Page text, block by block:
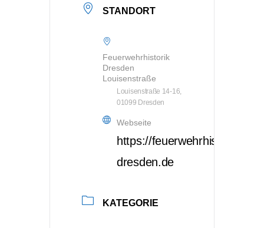
STANDORT
Feuerwehrhistorik
Dresden
Louisenstraße
Louisenstraße 14-16,
01099 Dresden
Webseite
https://feuerwehrhistorik-
dresden.de
KATEGORIE